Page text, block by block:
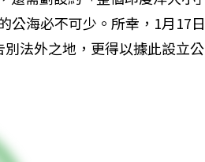
公海必不可少。所幸，1月17日
法外之地，更得以據此設立公